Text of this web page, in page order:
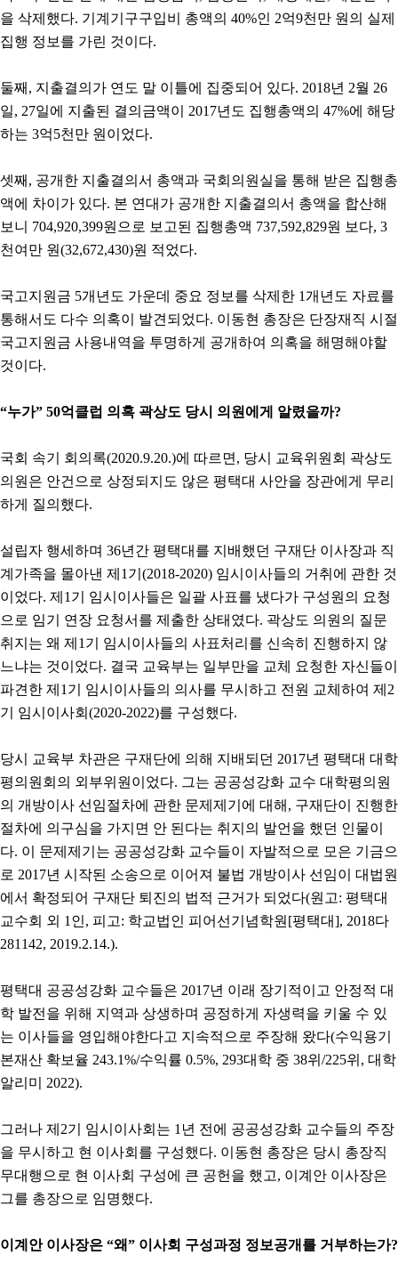
을 삭제했다. 기계기구구입비 총액의 40%인 2억9천만 원의 실제
집행 정보를 가린 것이다.
둘째, 지출결의가 연도 말 이틀에 집중되어 있다. 2018년 2월 26
일, 27일에 지출된 결의금액이 2017년도 집행총액의 47%에 해당
하는 3억5천만 원이었다.
셋째, 공개한 지출결의서 총액과 국회의원실을 통해 받은 집행총
액에 차이가 있다. 본 연대가 공개한 지출결의서 총액을 합산해
보니 704,920,399원으로 보고된 집행총액 737,592,829원 보다, 3
천여만 원(32,672,430)원 적었다.
국고지원금 5개년도 가운데 중요 정보를 삭제한 1개년도 자료를
통해서도 다수 의혹이 발견되었다. 이동현 총장은 단장재직 시절
국고지원금 사용내역을 투명하게 공개하여 의혹을 해명해야할
것이다.
“누가” 50억클럽 의혹 곽상도 당시 의원에게 알렸을까?
국회 속기 회의록(2020.9.20.)에 따르면, 당시 교육위원회 곽상도
의원은 안건으로 상정되지도 않은 평택대 사안을 장관에게 무리
하게 질의했다.
설립자 행세하며 36년간 평택대를 지배했던 구재단 이사장과 직
계가족을 몰아낸 제1기(2018-2020) 임시이사들의 거취에 관한 것
이었다. 제1기 임시이사들은 일괄 사표를 냈다가 구성원의 요청
으로 임기 연장 요청서를 제출한 상태였다. 곽상도 의원의 질문
취지는 왜 제1기 임시이사들의 사표처리를 신속히 진행하지 않
느냐는 것이었다. 결국 교육부는 일부만을 교체 요청한 자신들이
파견한 제1기 임시이사들의 의사를 무시하고 전원 교체하여 제2
기 임시이사회(2020-2022)를 구성했다.
당시 교육부 차관은 구재단에 의해 지배되던 2017년 평택대 대학
평의원회의 외부위원이었다. 그는 공공성강화 교수 대학평의원
의 개방이사 선임절차에 관한 문제제기에 대해, 구재단이 진행한
절차에 의구심을 가지면 안 된다는 취지의 발언을 했던 인물이
다. 이 문제제기는 공공성강화 교수들이 자발적으로 모은 기금으
로 2017년 시작된 소송으로 이어져 불법 개방이사 선임이 대법원
에서 확정되어 구재단 퇴진의 법적 근거가 되었다(원고: 평택대
교수회 외 1인, 피고: 학교법인 피어선기념학원[평택대], 2018다
281142, 2019.2.14.).
평택대 공공성강화 교수들은 2017년 이래 장기적이고 안정적 대
학 발전을 위해 지역과 상생하며 공정하게 자생력을 키울 수 있
는 이사들을 영입해야한다고 지속적으로 주장해 왔다(수익용기
본재산 확보율 243.1%/수익률 0.5%, 293대학 중 38위/225위, 대학
알리미 2022).
그러나 제2기 임시이사회는 1년 전에 공공성강화 교수들의 주장
을 무시하고 현 이사회를 구성했다. 이동현 총장은 당시 총장직
무대행으로 현 이사회 구성에 큰 공헌을 했고, 이계안 이사장은
그를 총장으로 임명했다.
이계안 이사장은 “왜” 이사회 구성과정 정보공개를 거부하는가?